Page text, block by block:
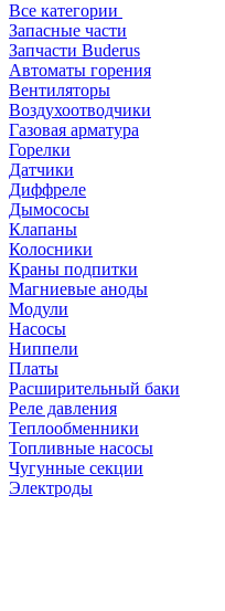
Все категории
Запасные части
Запчасти Buderus
Автоматы горения
Вентиляторы
Воздухоотводчики
Газовая арматура
Горелки
Датчики
Диффреле
Дымососы
Клапаны
Колосники
Краны подпитки
Магниевые аноды
Модули
Насосы
Ниппели
Платы
Расширительный баки
Реле давления
Теплообменники
Топливные насосы
Чугунные секции
Электроды